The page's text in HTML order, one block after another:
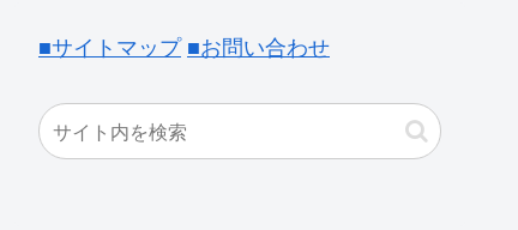
■サイトマップ ■お問い合わせ